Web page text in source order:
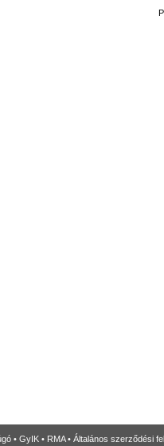
• GyIK • RMA• Általános szerződési